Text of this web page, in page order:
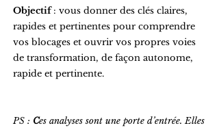
Objectif: vous donner des clés claires,
rapides et pertinentes pour comprendre
vos blocages et ouvrir vos propres voies
de transformation, de façon autonome,
rapide et pertinente.
PS : Ces analyses sont une porte d’entrée. Elles